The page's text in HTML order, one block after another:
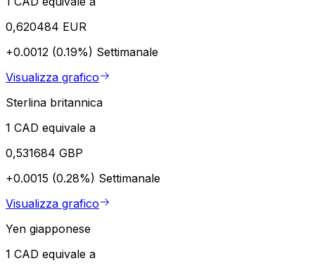
0,620484 EUR
+0.0012 (0.19%) Settimanale
Visualizza grafico
Sterlina britannica
1 CAD equivale a
0,531684 GBP
+0.0015 (0.28%) Settimanale
Visualizza grafico
Yen giapponese
1 CAD equivale a